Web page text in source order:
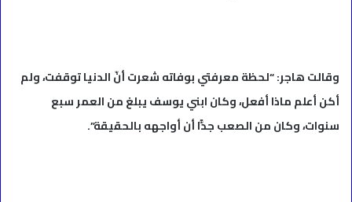
وقالت هاجر: “لحظة معرفتي بوفاته شعرت أنّ الدنيا توقفت، ولم
أكن أعلم ماذا أفعل، وكان ابني يوسف يبلغ من العمر سبع
سنوات، وكان من الصعب جدًّا أن أواجهه بالحقيقة”.